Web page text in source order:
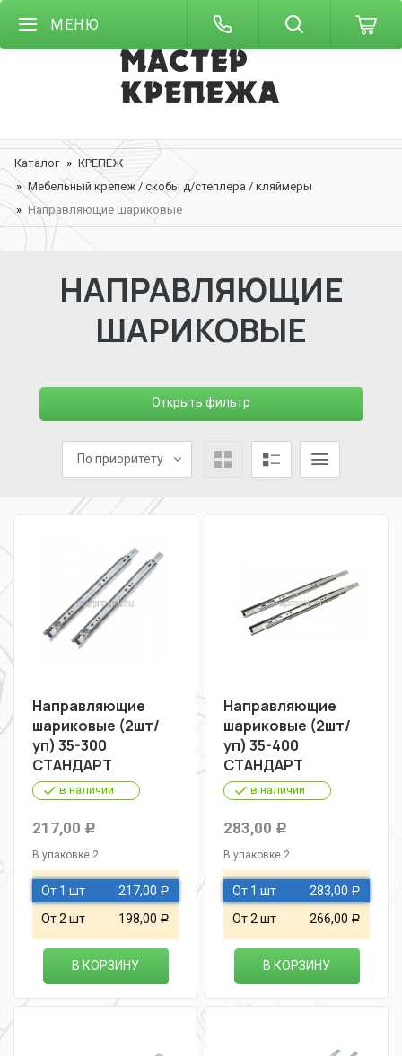
МЕНЮ
Каталог
КРЕПЕЖ
Мебельный крепеж / скобы д/степлера / кляймеры
Направляющие шариковые
НАПРАВЛЯЮЩИЕ
ШАРИКОВЫЕ
Открыть фильтр
По приоритету
Направляющие
шариковые (2шт/
уп) 35-300
СТАНДАРТ
в наличии
217,00 Р
В упаковке 2
От 1 шт 217,00 Р
От 2 шт 198,00 Р
В КОРЗИНУ
Направляющие
шариковые (2шт/
уп) 35-400
СТАНДАРТ
в наличии
283,00 Р
В упаковке 2
От 1 шт 283,00 Р
От 2 шт 266,00 Р
В КОРЗИНУ